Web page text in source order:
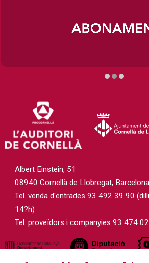
Albert Einstein, 51
08940 Cornellà de Llobregat, Barcelona
Tel. venda d'entrades 93 492 39 90
14?h)
Tel. proveïdors i companyies 93 474